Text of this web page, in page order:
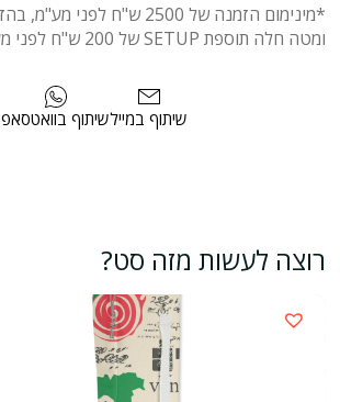
ומטה חלה תוספת SETUP של 200 ש"ח לפני מע"מ
שיתוף בוואטסאפשיתוף במייל
רוצה לעשות מזה סט?